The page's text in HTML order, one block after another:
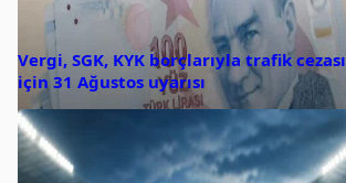
Vergi, SGK, KYK borçlarıyla trafik cezası
için 31 Ağustos uyarısı